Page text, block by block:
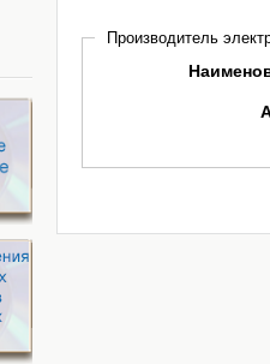
Производитель